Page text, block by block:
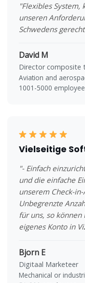
"Flexibles
unseren
Schwedens
David M
Director composite
Aviation and
1001-5000
Vielseitige
"- Einfach
und die einfache
unserem Check-
Unbegrenzte
für uns, so können
eigenes Konto in
der Nutzung und
Dashboard"
Bjorn E
Digitaal Marketeer
Mechanical or